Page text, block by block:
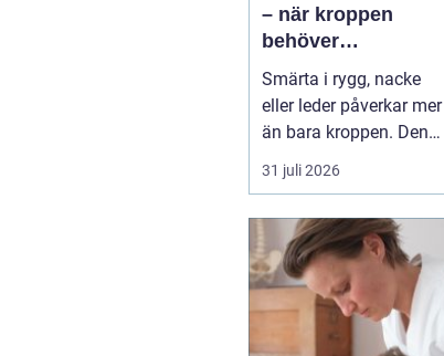
– när kroppen
behöver
professionell hjälp
Smärta i rygg, nacke
eller leder påverkar mer
än bara kroppen. Den
kan störa sömnen, göra
det svårt att koncentrera
sådant som arbete,
träning och vardagliga
sysslor. M...
31 juli 2026